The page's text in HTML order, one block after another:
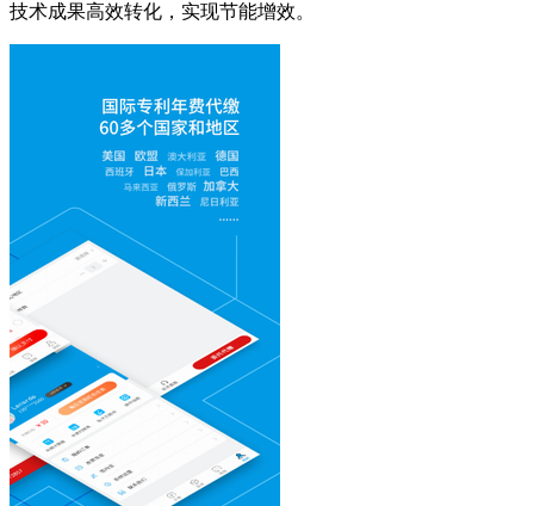
技术成果高效转化，实现节能增效。